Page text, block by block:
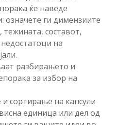
ќе наведе
означете ги димензиите
тежината, составот,
на
разбирањето и
за избор на
сортирање на капсули
единица или дел од